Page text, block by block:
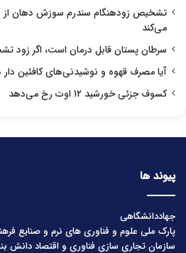
تشخیص زودهنگام سندرم سوزش دهان از
می‌کند
سرطان پستان قابل درمان است، اگر زود
آیا مصرف قهوه و نوشیدنی‌های کافئین
کسوف جزئی خورشید ۱۲ اوت رخ می‌دهد
پیوند ها
جهاددانشگاهی
پارک ملی علوم و فناوری های نرم و صنایع
سازمان تجاری سازی فناوری و اقتصاد دانش